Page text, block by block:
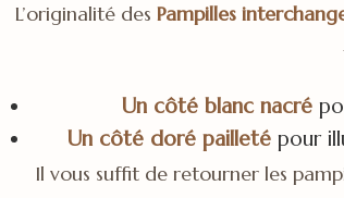
L’originalité des Pampilles
Un côté blanc nacré
Un côté doré pailletépour
Il vous suffit de retourner les